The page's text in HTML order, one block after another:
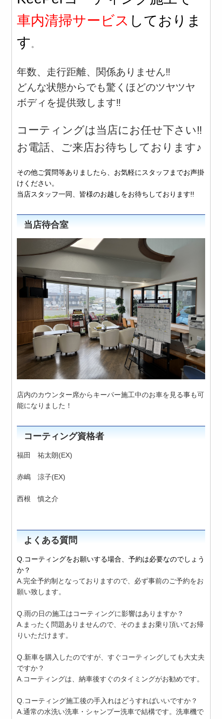
車内清掃サービス しておりま
す 。
年数、走行距離、関係ありません‼️
どんな状態からでも驚くほどのツヤツヤ
ボディを提供致します‼️
コーティングは当店にお任せ下さい‼️
お電話、ご来店お待ちしております♪
その他ご質問等ありましたら、お気軽にスタッフまでお声掛
けください。
当店スタッフ一同、皆様のお越しをお待ちしております!!
当店待合室
店内のカウンター席からキーパー施工中のお車を見る事も可
能になりました！
コーティング資格者
福田 祐太朗(EX)
赤嶋 涼子(EX)
西根 慎之介
よくある質問
Q.コーティングをお願いする場合、予約は必要なのでしょう
か？
A.完全予約制となっておりますので、必ず事前のご予約をお
願い致します。
Q.雨の日の施工はコーティングに影響はありますか？
A.まったく問題ありませんので、そのままお乗り頂いてお帰
りいただけます。
Q.新車を購入したのですが、すぐコーティングしても大丈夫
ですか？
A.コーティングは、納車後すぐのタイミングがお勧めです。
Q.コーティング施工後の手入れはどうすればいいですか？
A.通常の水洗い洗車・シャンプー洗車で結構です。洗車機で